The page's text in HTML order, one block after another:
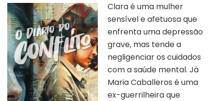
Clara é uma mulher
sensível e afetuosa que
enfrenta uma depressão
grave, mas tende a
negligenciar os cuidados
com a saúde mental. Já
Maria Caballeros é uma
ex-guerrilheira que